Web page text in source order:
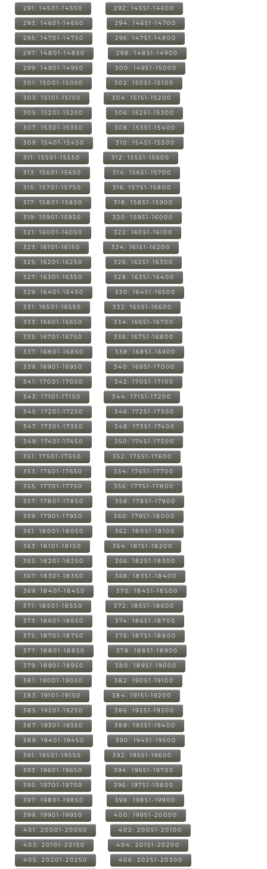
291: 14501-14550 292: 14551-14600
293: 14601-14650 294: 14651-14700
295: 14701-14750 296: 14751-14800
297: 14801-14850 298: 14851-14900
299: 14901-14950 300: 14951-15000
301: 15001-15050 302: 15051-15100
303: 15101-15150 304: 15151-15200
305: 15201-15250 306: 15251-15300
307: 15301-15350 308: 15351-15400
309: 15401-15450 310: 15451-15500
311: 15501-15550 312: 15551-15600
313: 15601-15650 314: 15651-15700
315: 15701-15750 316: 15751-15800
317: 15801-15850 318: 15851-15900
319: 15901-15950 320: 15951-16000
321: 16001-16050 322: 16051-16100
323: 16101-16150 324: 16151-16200
325: 16201-16250 326: 16251-16300
327: 16301-16350 328: 16351-16400
329: 16401-16450 330: 16451-16500
331: 16501-16550 332: 16551-16600
333: 16601-16650 334: 16651-16700
335: 16701-16750 336: 16751-16800
337: 16801-16850 338: 16851-16900
339: 16901-16950 340: 16951-17000
341: 17001-17050 342: 17051-17100
343: 17101-17150 344: 17151-17200
345: 17201-17250 346: 17251-17300
347: 17301-17350 348: 17351-17400
349: 17401-17450 350: 17451-17500
351: 17501-17550 352: 17551-17600
353: 17601-17650 354: 17651-17700
355: 17701-17750 356: 17751-17800
357: 17801-17850 358: 17851-17900
359: 17901-17950 360: 17951-18000
361: 18001-18050 362: 18051-18100
363: 18101-18150 364: 18151-18200
365: 18201-18250 366: 18251-18300
367: 18301-18350 368: 18351-18400
369: 18401-18450 370: 18451-18500
371: 18501-18550 372: 18551-18600
373: 18601-18650 374: 18651-18700
375: 18701-18750 376: 18751-18800
377: 18801-18850 378: 18851-18900
379: 18901-18950 380: 18951-19000
381: 19001-19050 382: 19051-19100
383: 19101-19150 384: 19151-19200
385: 19201-19250 386: 19251-19300
387: 19301-19350 388: 19351-19400
389: 19401-19450 390: 19451-19500
391: 19501-19550 392: 19551-19600
393: 19601-19650 394: 19651-19700
395: 19701-19750 396: 19751-19800
397: 19801-19850 398: 19851-19900
399: 19901-19950 400: 19951-20000
401: 20001-20050 402: 20051-20100
403: 20101-20150 404: 20151-20200
405: 20201-20250 406: 20251-20300